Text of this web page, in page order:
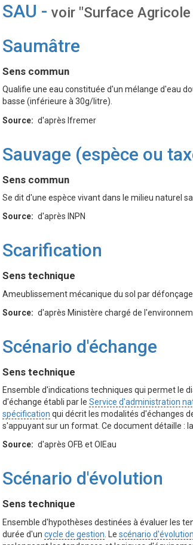
SAU - voir "Surface
Saumâtre
Définition
Sens commun
Qualifie une eau constituée d'un mélange d'eau
basse (inférieure à 30g/litre).
Source
d'après Ifremer
Sauvage (espèce ou
Définition
Sens commun
Se dit d'une espèce vivant dans le milieu naturel
Source
d'après INPN
Scarification
Définition
Sens technique
Ameublissement mécanique du sol par
Source
d'après Ministère chargé de
Scénario d'échange
Définition
Sens technique
Ensemble d'indications techniques qui permet le
d'échange établi par le Service d'administration
spécification qui décrit les modalités d'échanges
s'appuyant sur un format. Ce document détaille :
Source
d'après OFB et OIEau
Scénario d'évolution
Définition
Sens technique
Ensemble d'hypothèses destinées à évaluer les
durée d'un cycle de gestion . Le scénario d'évolution